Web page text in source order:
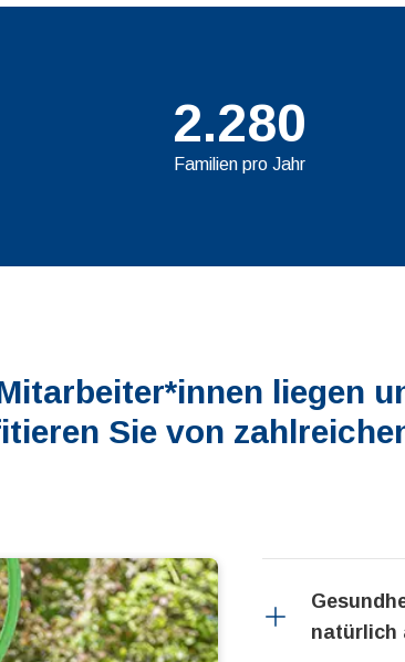
2.280
Familien pro Jahr
liegen
Sie von
natürlich